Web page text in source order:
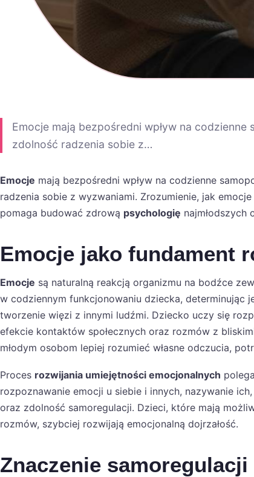
Emocje mają bezpośredni wpływ na
zdolność radzenia sobie z…
Emocje mają bezpośredni wpływ na codzienne
radzenia sobie z wyzwaniami. Zrozumienie, jak
pomaga budować zdrową psychologię najmłodszych
Emocje jako fundament
Emocje są naturalną reakcją organizmu na bodźce
w codziennym funkcjonowaniu dziecka, determinując
tworzenie więzi z innymi ludźmi. Dziecko uczy się
efekcie kontaktów społecznych oraz rozmów z
młodym osobom lepiej rozumieć własne odczucia,
Proces rozwijania umiejętności emocjonalnych
rozpoznawanie emocji u siebie i innych, nazywanie
oraz zdolność samoregulacji. Dzieci, które mają
rozmów, szybciej rozwijają emocjonalną dojrzałość.
Znaczenie